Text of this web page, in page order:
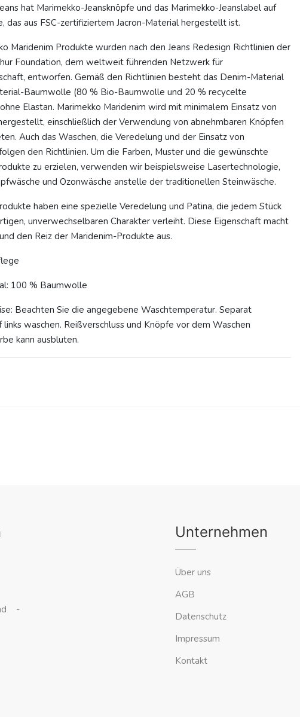
hat Marimekko-Jeansknöpfe und das Marimekko-Jeanslabel auf
das aus FSC-zertifiziertem Jacron-Material hergestellt ist.
Maridenim Produkte wurden nach den Jeans Redesign Richtlinien der
Foundation, dem weltweit führenden Netzwerk für
entworfen. Gemäß den Richtlinien besteht das Denim-Material
Baumwolle (80 % Bio-Baumwolle und 20 % recycelte
Elastan. Marimekko Maridenim wird mit minimalem Einsatz von
einschließlich der Verwendung von abnehmbaren Knöpfen
Auch das Waschen, die Veredelung und der Einsatz von
den Richtlinien. Um die Farben, Muster und die gewünschte
zu erzielen, verwenden wir beispielsweise Lasertechnologie,
und Ozonwäsche anstelle der traditionellen Steinwäsche.
haben eine spezielle Veredelung und Patina, die jedem Stück
unverwechselbaren Charakter verleiht. Diese Eigenschaft macht
den Reiz der Maridenim-Produkte aus.
100 % Baumwolle
Beachten Sie die angegebene Waschtemperatur. Separat
links waschen. Reißverschluss und Knöpfe vor dem Waschen
kann ausbluten.
-
Unternehmen
Über uns
AGB
Datenschutz
Impressum
Kontakt